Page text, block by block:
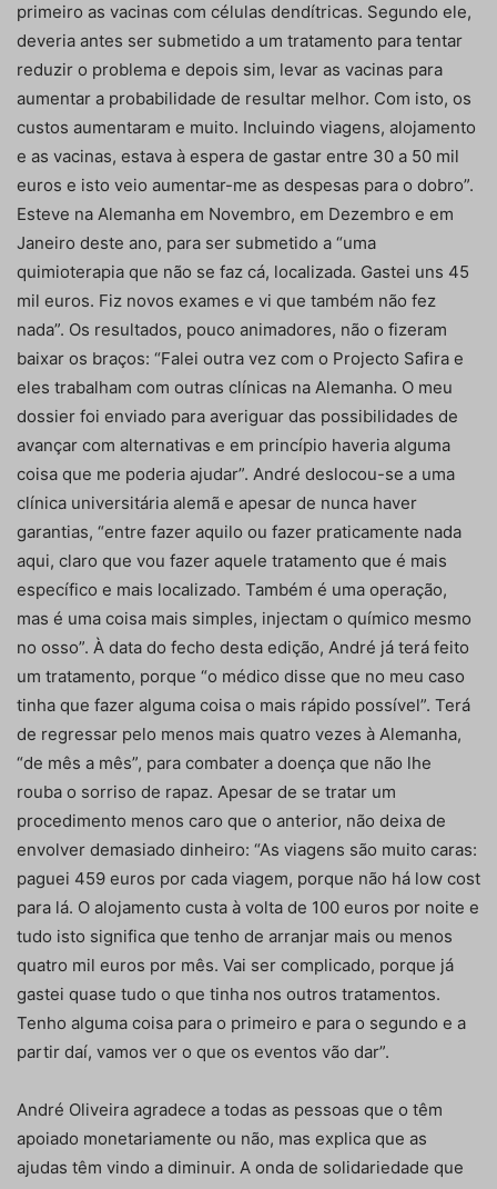
primeiro as vacinas com células dendítricas. Segundo ele,
deveria antes ser submetido a um tratamento para tentar
reduzir o problema e depois sim, levar as vacinas para
aumentar a probabilidade de resultar melhor. Com isto, os
custos aumentaram e muito. Incluindo viagens, alojamento
e as vacinas, estava à espera de gastar entre 30 a 50 mil
euros e isto veio aumentar-me as despesas para o dobro”.
Esteve na Alemanha em Novembro, em Dezembro e em
Janeiro deste ano, para ser submetido a “uma
quimioterapia que não se faz cá, localizada. Gastei uns 45
mil euros. Fiz novos exames e vi que também não fez
nada”. Os resultados, pouco animadores, não o fizeram
baixar os braços: “Falei outra vez com o Projecto Safira e
eles trabalham com outras clínicas na Alemanha. O meu
dossier foi enviado para averiguar das possibilidades de
avançar com alternativas e em princípio haveria alguma
coisa que me poderia ajudar”. André deslocou-se a uma
clínica universitária alemã e apesar de nunca haver
garantias, “entre fazer aquilo ou fazer praticamente nada
aqui, claro que vou fazer aquele tratamento que é mais
específico e mais localizado. Também é uma operação,
mas é uma coisa mais simples, injectam o químico mesmo
no osso”. À data do fecho desta edição, André já terá feito
um tratamento, porque “o médico disse que no meu caso
tinha que fazer alguma coisa o mais rápido possível”. Terá
de regressar pelo menos mais quatro vezes à Alemanha,
“de mês a mês”, para combater a doença que não lhe
rouba o sorriso de rapaz. Apesar de se tratar um
procedimento menos caro que o anterior, não deixa de
envolver demasiado dinheiro: “As viagens são muito caras:
paguei 459 euros por cada viagem, porque não há low cost
para lá. O alojamento custa à volta de 100 euros por noite e
tudo isto significa que tenho de arranjar mais ou menos
quatro mil euros por mês. Vai ser complicado, porque já
gastei quase tudo o que tinha nos outros tratamentos.
Tenho alguma coisa para o primeiro e para o segundo e a
partir daí, vamos ver o que os eventos vão dar”.
André Oliveira agradece a todas as pessoas que o têm
apoiado monetariamente ou não, mas explica que as
ajudas têm vindo a diminuir. A onda de solidariedade que